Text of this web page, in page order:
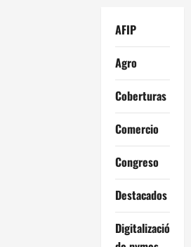
AFIP
Agro
Coberturas
Comercio
Congreso
Destacados
Digitalización